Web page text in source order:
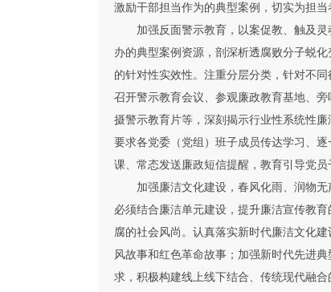
激励干部担当作为的典型案例，切实为担当
加强反面警示教育，以案促教、触及灵
办的典型案例资源，剖深析透腐败分子蜕
的针对性实效性。注重分层分类，针对不
召开警示教育会议、参观廉政教育基地、
摄警示教育片等，深刻揭示行业性系统性
要求各党委（党组）班子成员传达学习、
课、常态发送廉政短信提醒，教育引导党员
加强廉洁文化建设，春风化雨、润物无
必须结合廉洁单元建设，提升廉洁宣传教
腐的社会风尚。认真落实新时代廉洁文化
风故事和红色革命故事；加强新时代先进
求，积极构建线上线下结合、传统现代融